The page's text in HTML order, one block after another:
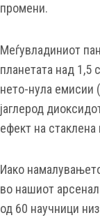
промени.
Меѓувладиниот
планетата над 1,5
нето-нула емисии
јаглерод
ефект на
Иако
во нашиот
од 60 научници